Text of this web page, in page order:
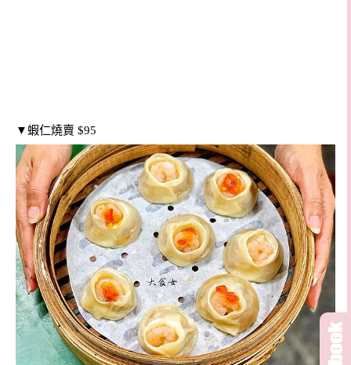
▼蝦仁燒賣 $95